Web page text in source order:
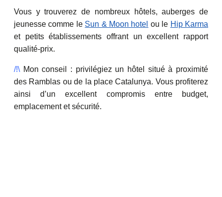
Vous y trouverez de nombreux hôtels, auberges de
jeunesse comme le Sun & Moon hotel ou le Hip Karma
et petits établissements offrant un excellent rapport
qualité-prix.
/!\ Mon conseil : privilégiez un hôtel situé à proximité
des Ramblas ou de la place Catalunya. Vous profiterez
ainsi d’un excellent compromis entre budget,
emplacement et sécurité.